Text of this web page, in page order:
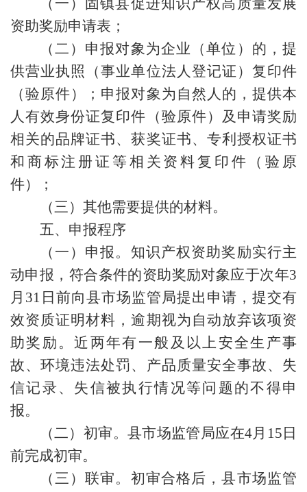
（一）固镇县促进知识产权高质量发展
资助奖励申请表；
（二）申报对象为企业（单位）的，提
供营业执照（事业单位法人登记证）复印件
（验原件）；申报对象为自然人的，提供本
人有效身份证复印件（验原件）及申请奖励
相关的品牌证书、获奖证书、专利授权证书
和商标注册证等相关资料复印件（验原
件）；
（三）其他需要提供的材料。
五、申报程序
（一）申报。知识产权资助奖励实行主
动申报，符合条件的资助奖励对象应于次年3
月31日前向县市场监管局提出申请，提交有
效资质证明材料，逾期视为自动放弃该项资
助奖励。近两年有一般及以上安全生产事
故、环境违法处罚、产品质量安全事故、失
信记录、失信被执行情况等问题的不得申
报。
（二）初审。县市场监管局应在4月15日
前完成初审。
（三）联审。初审合格后，县市场监管